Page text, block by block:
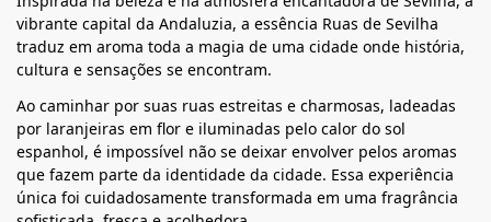
vibrante capital da Andaluzia, a essência Ruas de Sevilha
traduz em aroma toda a magia de uma cidade onde história,
cultura e sensações se encontram.
Ao caminhar por suas ruas estreitas e charmosas, ladeadas
por laranjeiras em flor e iluminadas pelo calor do sol
espanhol, é impossível não se deixar envolver pelos aromas
que fazem parte da identidade da cidade. Essa experiência
única foi cuidadosamente transformada em uma fragrância